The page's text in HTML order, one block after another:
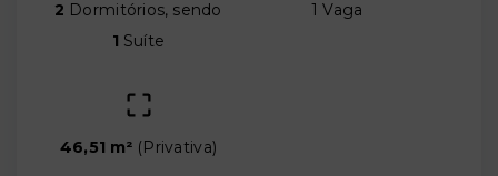
2 Dormitórios, sendo
1 Suíte
1 Vaga
46,51 m² (Privativa)